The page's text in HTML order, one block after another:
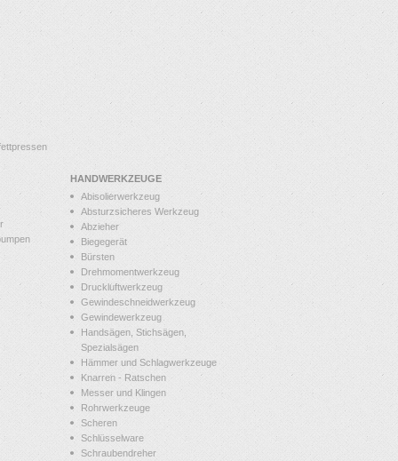
HANDWERKZEUGE
Abisolierwerkzeug
Absturzsicheres Werkzeug
Abzieher
Biegegerät
Bürsten
Drehmomentwerkzeug
Druckluftwerkzeug
Gewindeschneidwerkzeug
Gewindewerkzeug
Handsägen, Stichsägen,
Spezialsägen
Hämmer und Schlagwerkzeuge
Knarren - Ratschen
Messer und Klingen
Rohrwerkzeuge
Scheren
Schlüsselware
Schraubendreher